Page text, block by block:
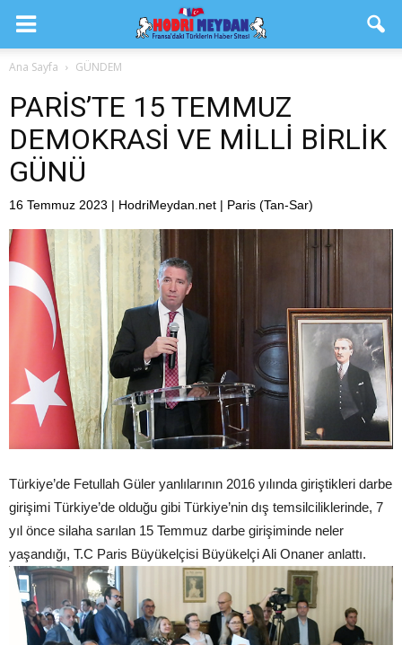
Ana Sayfa GÜNDEM
PARİS’TE 15 TEMMUZ
DEMOKRASİ VE MİLLİ BİRLİK
GÜNÜ
16 Temmuz 2023 | HodriMeydan.net | Paris (Tan-Sar)
Türkiye’de Fetullah Güler yanlılarının 2016 yılında giriştikleri darbe
girişimi Türkiye’de olduğu gibi Türkiye’nin dış temsilciliklerinde, 7
yıl önce silaha sarılan 15 Temmuz darbe girişiminde neler
yaşandığı, T.C Paris Büyükelçisi Büyükelçi Ali Onaner anlattı.